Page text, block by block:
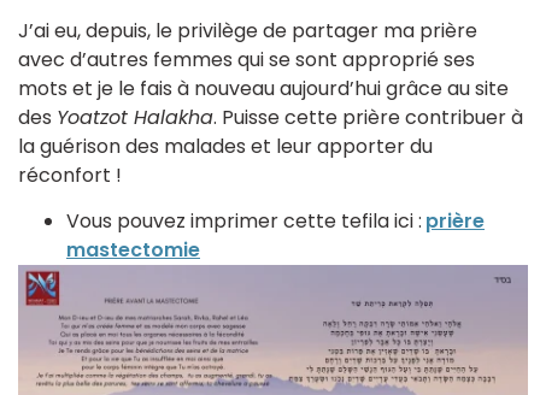
J’ai eu, depuis, le privilège de partager ma prière
avec d’autres femmes qui se sont approprié ses
mots et je le fais à nouveau aujourd’hui grâce au site
des Yoatzot Halakha. Puisse cette prière contribuer à
la guérison des malades et leur apporter du
réconfort !
Vous pouvez imprimer cette tefila ici : prière
mastectomie